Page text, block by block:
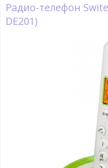
Радио-телефон Switel DE201 green (цв.
DE201)